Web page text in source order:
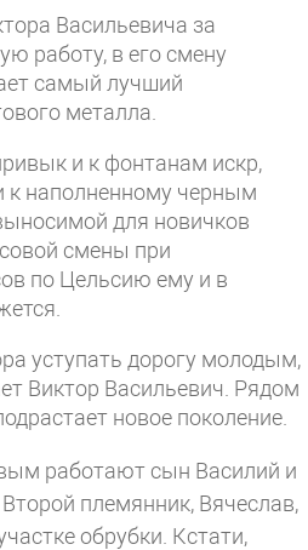
Васильевича за
работу, в его смену
самый лучший
металла.
и к фонтанам искр,
к наполненному черным
для новичков
смены при
по Цельсию ему и в
уступать дорогу молодым,
Виктор Васильевич. Рядом
новое поколение.
работают сын Василий и
племянник, Вячеслав,
обрубки. Кстати,